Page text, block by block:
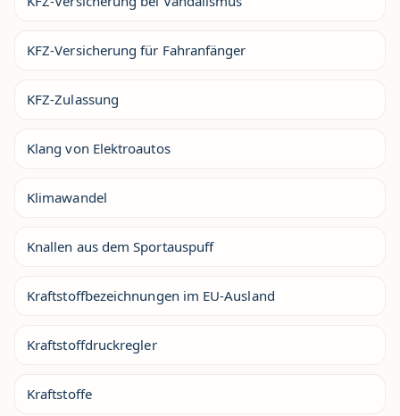
KFZ-Versicherung für Fahranfänger
KFZ-Zulassung
Klang von Elektroautos
Klimawandel
Knallen aus dem Sportauspuff
Kraftstoffbezeichnungen im EU-Ausland
Kraftstoffdruckregler
Kraftstoffe